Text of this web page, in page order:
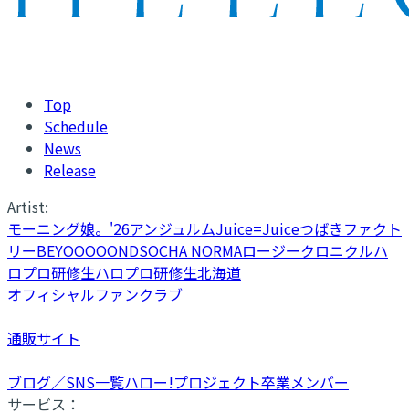
Top
Schedule
News
Release
Artist:
モーニング娘。'26アンジュルムJuice=Juiceつばきファクト
リーBEYOOOOONDSOCHA NORMAロージークロニクルハ
ロプロ研修生ハロプロ研修生北海道
オフィシャルファンクラブ
通販サイト
ブログ／SNS一覧ハロー!プロジェクト卒業メンバー
サービス：